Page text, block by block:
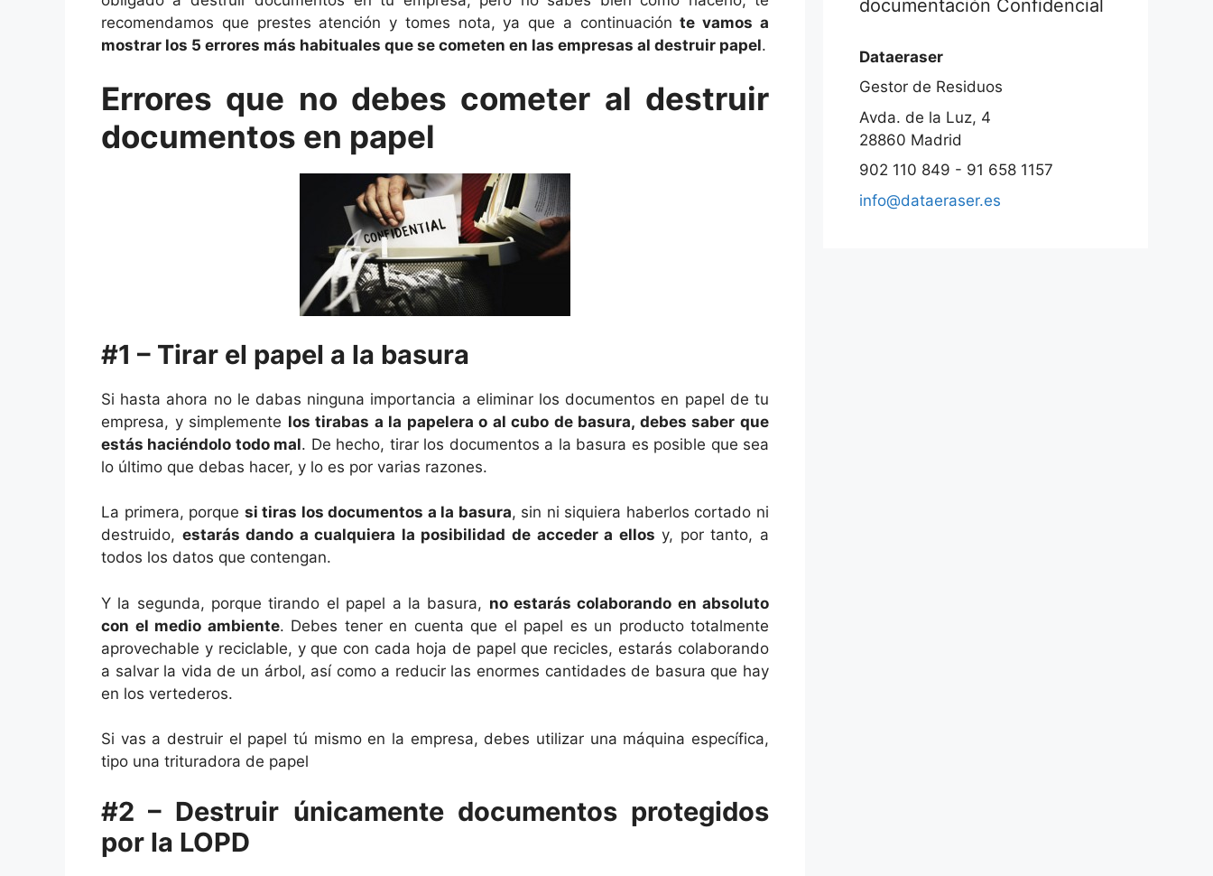
recomendamos que prestes atención y tomes nota, ya que a continuaciónte vamos a
mostrar los 5 errores más habituales que se cometen en las empresas al destruir papel.
Errores que no debes cometer al destruir
documentos en papel
#1 – Tirar el papel a la basura
Si hasta ahora no le dabas ninguna importancia a eliminar los documentos en papel de tu
empresa, y simplemente los tirabas a la papelera o al cubo de basura, debes saber que
estás haciéndolo todo mal. De hecho, tirar los documentos a la basura es posible que sea
lo último que debas hacer, y lo es por varias razones.
La primera, porque si tiras los documentos a la basura, sin ni siquiera haberlos cortado ni
destruido, estarás dando a cualquiera la posibilidad de acceder a ellos y, por tanto, a
todos los datos que contengan.
Y la segunda, porque tirando el papel a la basura, no estarás colaborando en absoluto
con el medio ambiente. Debes tener en cuenta que el papel es un producto totalmente
aprovechable y reciclable, y que con cada hoja de papel que recicles, estarás colaborando
a salvar la vida de un árbol, así como a reducir las enormes cantidades de basura que hay
en los vertederos.
Si vas a destruir el papel tú mismo en la empresa, debes utilizar una máquina específica,
tipo una trituradora de papel
#2 – Destruir únicamente documentos protegidos
por la LOPD
documentación Confidencial
Dataeraser
Gestor de Residuos
Avda. de la Luz, 4
28860 Madrid
902 110 849 - 91 658 1157
info@dataeraser.es